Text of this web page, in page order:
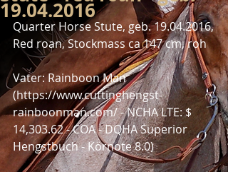
19.04.2016
Quarter Horse Stute, geb. 19.04.2016,
Red roan, Stockmass ca 147 cm, roh
Vater: Rainboon Man
(https://www.cuttinghengst-
rainboonman.com/ - NCHA LTE: $
14,303.62 - COA - DQHA Superior
Hengstbuch - Körnote 8.0)